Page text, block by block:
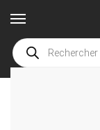
Accueil boutique /